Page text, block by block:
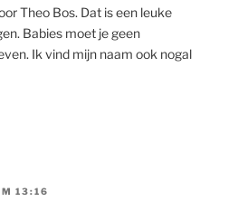
Theo Bos. Dat is een leuke
Babies moet je geen
Ik vind mijn naam ook nogal
13:16